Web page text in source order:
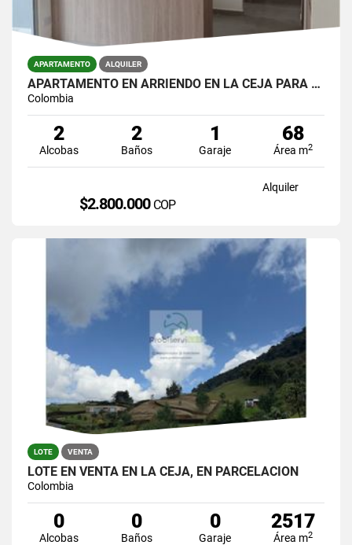
APARTAMENTO ALQUILER
APARTAMENTO EN ARRIENDO EN LA CEJA PARA ESTRENAR EN UNIDAD CERRADA.
Colombia
2
Alcobas
2
Baños
1
Garaje
68
Área m2
Alquiler
$2.800.000 COP
LOTE VENTA
LOTE EN VENTA EN LA CEJA, EN PARCELACION
Colombia
0
Alcobas
0
Baños
0
Garaje
2517
Área m2